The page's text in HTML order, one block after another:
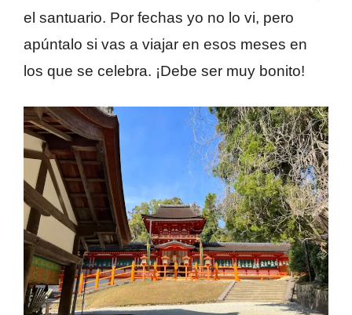
el santuario. Por fechas yo no lo vi, pero
apúntalo si vas a viajar en esos meses en
los que se celebra. ¡Debe ser muy bonito!